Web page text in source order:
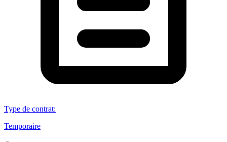
Type de contrat:
Temporaire